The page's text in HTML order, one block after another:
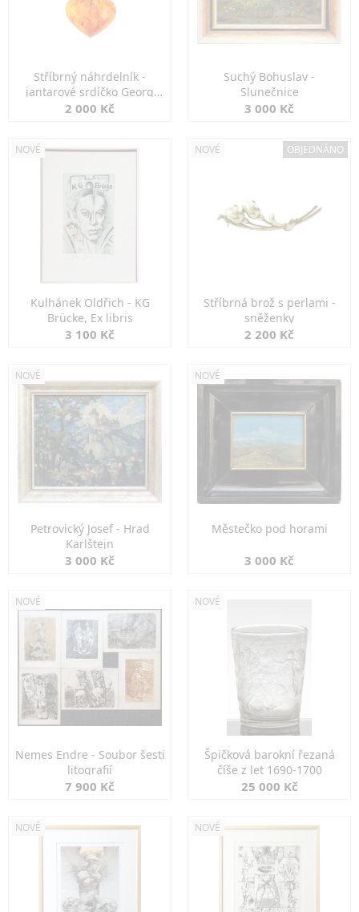
Stříbrný náhrdelník -
jantarové srdíčko Georg
Kramer
2 000 Kč
Suchý Bohuslav -
Slunečnice
3 000 Kč
NOVÉ
Kulhánek Oldřich - KG
Brücke, Ex libris
3 100 Kč
NOVÉ OBJEDNÁNO
Stříbrná brož s perlami -
sněženky
2 200 Kč
NOVÉ
Petrovický Josef - Hrad
Karlštejn
3 000 Kč
NOVÉ
Městečko pod horami
3 000 Kč
NOVÉ
Nemes Endre - Soubor šesti
litografií
7 900 Kč
NOVÉ
Špičková barokní řezaná
číše z let 1690-1700
25 000 Kč
NOVÉ NOVÉ